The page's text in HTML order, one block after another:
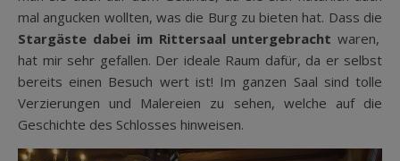
mal angucken wollten, was die Burg zu bieten hat. Dass die
Stargäste dabei im Rittersaal untergebracht waren,
hat mir sehr gefallen. Der ideale Raum dafür, da er selbst
bereits einen Besuch wert ist! Im ganzen Saal sind tolle
Verzierungen und Malereien zu sehen, welche auf die
Geschichte des Schlosses hinweisen.